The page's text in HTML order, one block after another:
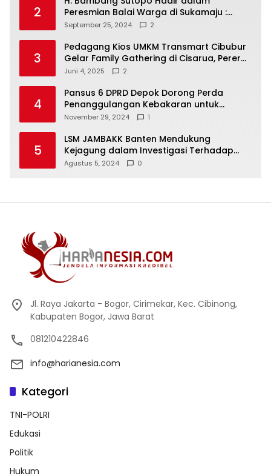
2
Peresmian Balai Warga di Sukamaju :
Wadah Baru untuk Kolaborasi dan
September 25, 2024 2
3
Pedagang Kios UMKM Transmart Cibubur
Gelar Family Gathering di Cisarua, Pererat
Silaturahmi dan Kekompakan
Juni 4, 2025 2
4
Pansus 6 DPRD Depok Dorong Perda
Penanggulangan Kebakaran untuk
Keselamatan Warga
November 29, 2024 1
5
LSM JAMBAKK Banten Mendukung
Kejagung dalam Investigasi Terhadap
Walikota Bandar Lampung
Agustus 5, 2024 0
Jl. Raya Jakarta - Bogor, Cirimekar, Kec. Cibinong,
Kabupaten Bogor, Jawa Barat
081210422846
info@harianesia.com
Kategori
TNI-POLRI
Edukasi
Politik
Hukum